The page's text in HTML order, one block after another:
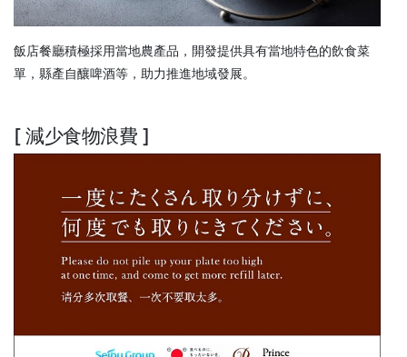
飯店餐廳積極採用當地農產品，開發提供具有當地特色的飲食菜
單，縣產自釀啤酒等，助力推進地域發展。
[ 減少食物浪費 ]